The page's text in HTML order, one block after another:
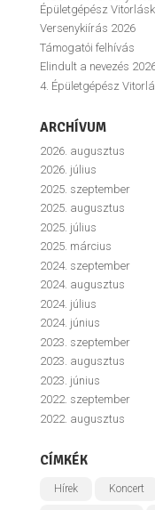
Épületgépész
Versenykiírás 2026
Támogatói felhívás
Elindult a nevezés
4. Épületgépész
ARCHÍVUM
2026. augusztus
2026. július
2025. szeptember
2025. augusztus
2025. július
2025. március
2024. szeptember
2024. augusztus
2024. július
2024. június
2023. szeptember
2023. augusztus
2023. június
2022. szeptember
2022. augusztus
CÍMKÉK
Hírek Koncert